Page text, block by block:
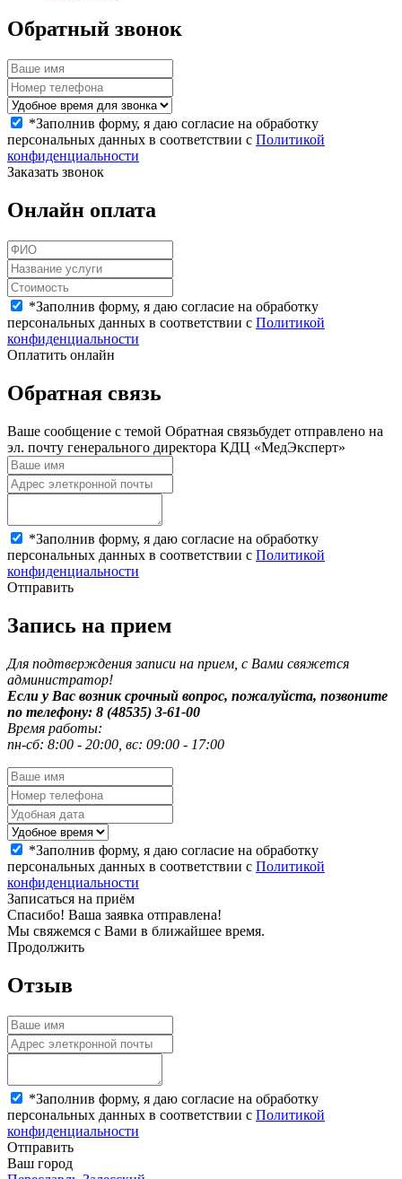
Обратный звонок
*Заполнив форму, я даю согласие на обработку
персональных данных в соответствии с Политикой
конфиденциальности
Заказать звонок
Онлайн оплата
*Заполнив форму, я даю согласие на обработку
персональных данных в соответствии с Политикой
конфиденциальности
Оплатить онлайн
Обратная связь
Ваше сообщение с темой Обратная связьбудет отправлено на
эл. почту генерального директора КДЦ «МедЭксперт»
*Заполнив форму, я даю согласие на обработку
персональных данных в соответствии с Политикой
конфиденциальности
Отправить
Запись на прием
Для подтверждения записи на прием, с Вами свяжется
администратор!
Если у Вас возник срочный вопрос, пожалуйста, позвоните
по телефону: 8 (48535) 3-61-00
Время работы:
пн-сб: 8:00 - 20:00, вс: 09:00 - 17:00
*Заполнив форму, я даю согласие на обработку
персональных данных в соответствии с Политикой
конфиденциальности
Записаться на приём
Спасибо! Ваша заявка отправлена!
Мы свяжемся с Вами в ближайшее время.
Продолжить
Отзыв
*Заполнив форму, я даю согласие на обработку
персональных данных в соответствии с Политикой
конфиденциальности
Отправить
Ваш город